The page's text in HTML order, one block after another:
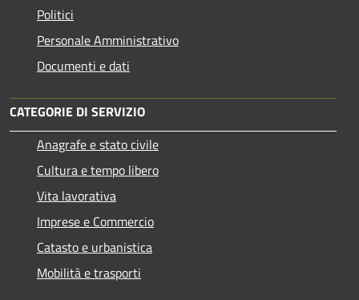
Politici
Personale Amministrativo
Documenti e dati
CATEGORIE DI SERVIZIO
Anagrafe e stato civile
Cultura e tempo libero
Vita lavorativa
Imprese e Commercio
Catasto e urbanistica
Mobilità e trasporti